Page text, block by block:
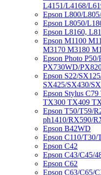
L4151/L4168/
Epson L800/
Epson L8050/
Epson L8160,
Epson M1100
M3170 M3180
Epson Photo
PX730WD/
Epson S22/
SX425/SX430/
Epson Stylus
TX300 TX409
Epson T50/T59/
ph1410/RX590/
Epson B42WD
Epson C110/T30/
Epson C42
Epson C43/C45/
Epson C62
Epson C63/C65/